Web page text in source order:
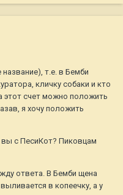
т.е. в Бемби
кличку собаки и кто
этот счет можно положить
я хочу положить
вы с ПесиКот? Пиковцам
ответа. В Бемби щена
в копеечку, а у